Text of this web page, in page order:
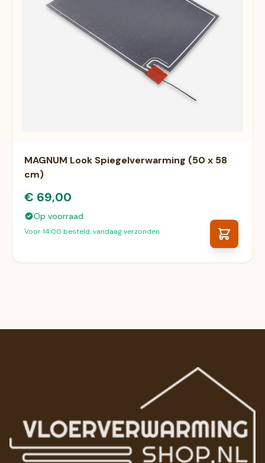
MAGNUM Look Spiegelverwarming (50 x 58
cm)
€ 69,00
Op voorraad
Voor 14:00 besteld, vandaag verzonden